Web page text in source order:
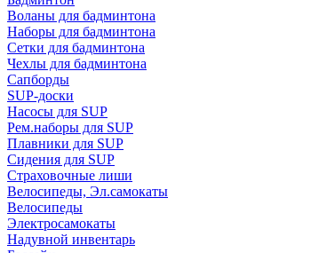
Воланы для бадминтона
Наборы для бадминтона
Сетки для бадминтона
Чехлы для бадминтона
Сапборды
SUP-доски
Насосы для SUP
Рем.наборы для SUP
Плавники для SUP
Сидения для SUP
Страховочные лиши
Велосипеды, Эл.самокаты
Велосипеды
Электросамокаты
Надувной инвентарь